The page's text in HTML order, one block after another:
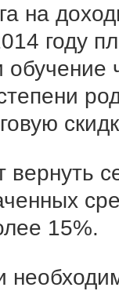
на
году
обучение
вернуть
15%.